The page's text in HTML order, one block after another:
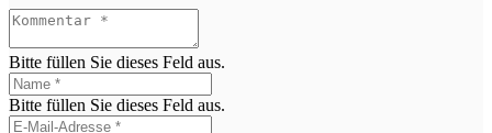
Bitte füllen Sie dieses Feld aus.
Bitte füllen Sie dieses Feld aus.